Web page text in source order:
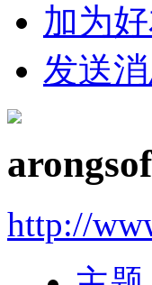
加为
发送
http://